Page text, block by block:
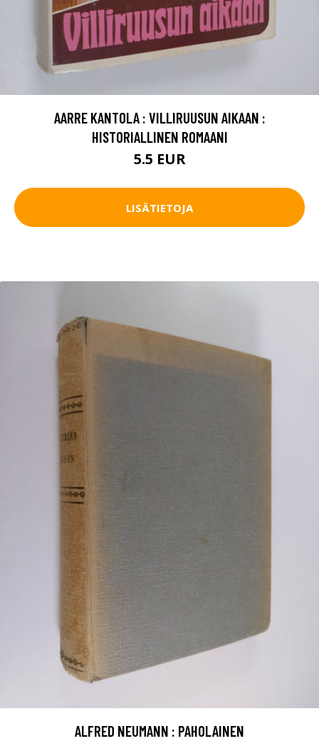
AARRE KANTOLA : VILLIRUUSUN AIKAAN :
HISTORIALLINEN ROMAANI
5.5 EUR
LISÄTIETOJA
ALFRED NEUMANN : PAHOLAINEN